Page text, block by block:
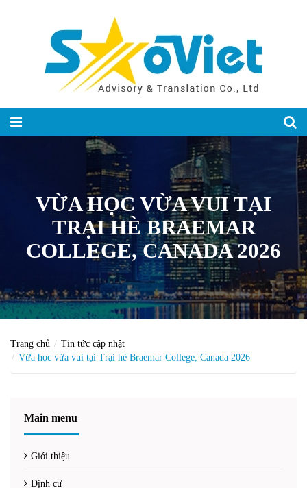
VỪA HỌC VỪA VUI TẠI
TRẠI HÈ BRAEMAR
COLLEGE, CANADA 2026
Trang chủ
Tin tức cập nhật
Vừa học vừa vui tại Trại hè Braemar College, Canada 2026
Main menu
Giới thiệu
Định cư